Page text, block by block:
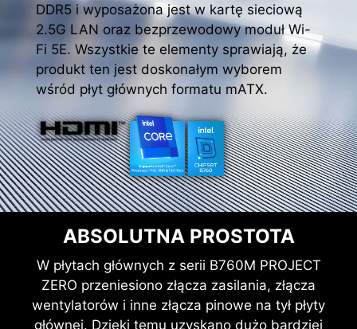
DDR5 i wyposażona jest w kartę sieciową
2.5G LAN oraz bezprzewodowy moduł Wi-
Fi 5E. Wszystkie te elementy sprawiają, że
produkt ten jest doskonałym wyborem
wśród płyt głównych formatu mATX.
ABSOLUTNA PROSTOTA
W płytach głównych z serii B760M PROJECT
ZERO przeniesiono złącza zasilania, złącza
wentylatorów i inne złącza pinowe na tył płyty
głównej. Dzięki temu uzyskano dużo bardziej